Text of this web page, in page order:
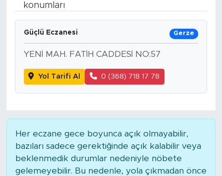
konumları
Güçlü Eczanesi Gerze
YENİ MAH. FATİH CADDESİ NO:57
Yol Tarifi Al 0 (368) 718 17 78
Her eczane gece boyunca açık olmayabilir,
bazıları sadece gerektiğinde açık kalabilir veya
beklenmedik durumlar nedeniyle nöbete
gelemeyebilir. Bu nedenle, yola çıkmadan önce